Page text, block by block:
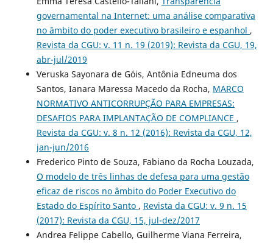
governamental na Internet: uma análise comparativa
no âmbito do poder executivo brasileiro e espanhol ,
Revista da CGU: v. 11 n. 19 (2019): Revista da CGU, 19,
abr-jul/2019
Veruska Sayonara de Góis, Antônia Edneuma dos
Santos, Ianara Maressa Macedo da Rocha, MARCO
NORMATIVO ANTICORRUPÇÃO PARA EMPRESAS:
DESAFIOS PARA IMPLANTAÇÃO DE COMPLIANCE ,
Revista da CGU: v. 8 n. 12 (2016): Revista da CGU, 12,
jan-jun/2016
Frederico Pinto de Souza, Fabiano da Rocha Louzada,
O modelo de três linhas de defesa para uma gestão
eficaz de riscos no âmbito do Poder Executivo do
Estado do Espírito Santo , Revista da CGU: v. 9 n. 15
(2017): Revista da CGU, 15, jul-dez/2017
Andrea Felippe Cabello, Guilherme Viana Ferreira,